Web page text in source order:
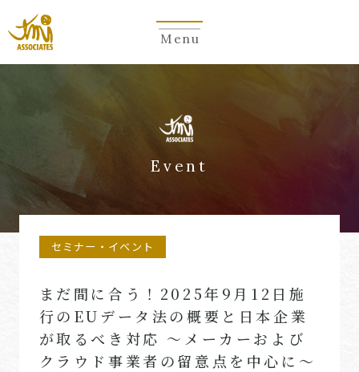
Menu
Event
セミナー・イベント
まだ間に合う！2025年9月12日施
行のEUデータ法の概要と日本企業
が取るべき対応 ～メーカーおよび
クラウド事業者の留意点を中心に～